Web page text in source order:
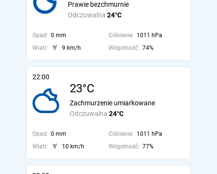
Odczuwalna 24°C
Prawie bezchmurnie
Opad: 0 mm Ciśnienie: 1011 hPa
Wiatr:
9 km/h Wilgotność: 74%
22:00
23°C
Odczuwalna 24°C
Zachmurzenie umiarkowane
Opad: 0 mm Ciśnienie: 1011 hPa
Wiatr:
10 km/h Wilgotność: 77%